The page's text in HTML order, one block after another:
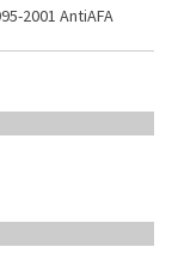
2001 AntiAFA